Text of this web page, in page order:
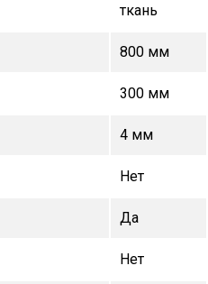
ткань
800 мм
300 мм
4 мм
Нет
Да
Нет